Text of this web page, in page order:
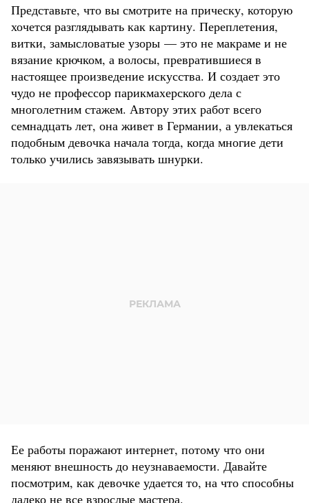
Представьте, что вы смотрите на прическу, которую
хочется разглядывать как картину. Переплетения,
витки, замысловатые узоры — это не макраме и не
вязание крючком, а волосы, превратившиеся в
настоящее произведение искусства. И создает это
чудо не профессор парикмахерского дела с
многолетним стажем. Автору этих работ всего
семнадцать лет, она живет в Германии, а увлекаться
подобным девочка начала тогда, когда многие дети
только учились завязывать шнурки.
Ее работы поражают интернет, потому что они
меняют внешность до неузнаваемости. Давайте
посмотрим, как девочке удается то, на что способны
далеко не все взрослые мастера.